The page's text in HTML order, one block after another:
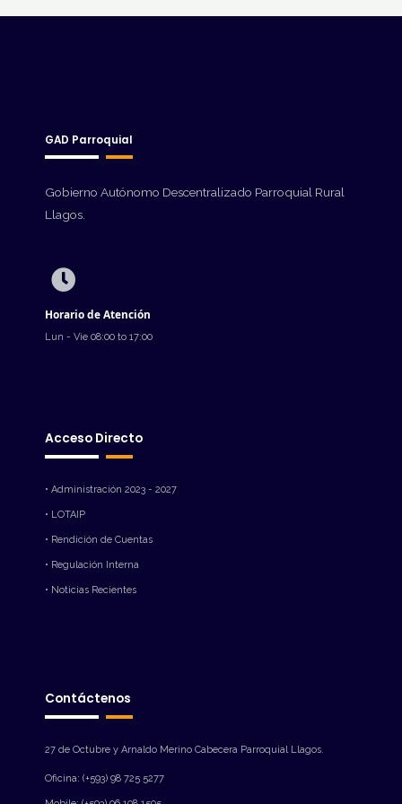
GAD Parroquial
Gobierno Autónomo Descentralizado Parroquial Rural
Llagos.
Horario de Atención
Lun - Vie 08:00 to 17:00
Acceso Directo
• Administración 2023 - 2027
• LOTAIP
• Rendición de Cuentas
• Regulación Interna
• Noticias Recientes
Contáctenos
27 de Octubre y Arnaldo Merino Cabecera Parroquial Llagos.
Oficina: (+593) 98 725 5277